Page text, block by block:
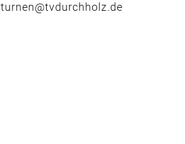
turnen@tvdurchholz.de